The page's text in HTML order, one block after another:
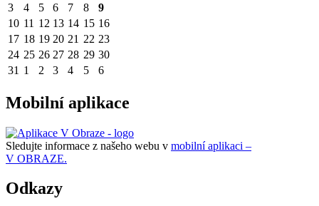
3
4 5 6 7 8
9
10 11 12 13 14 15 16
17 18 19 20 21 22 23
24 25 26 27 28 29 30
31 1 2 3 4 5 6
Mobilní aplikace
Sledujte informace z našeho webu v mobilní aplikaci –
V OBRAZE.
Odkazy